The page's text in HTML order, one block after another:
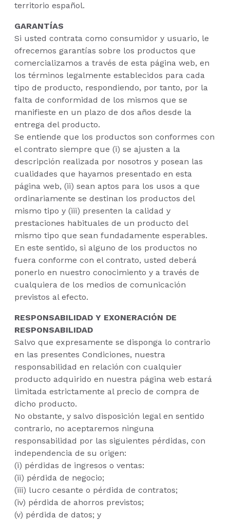
territorio español.
GARANTÍAS
Si usted contrata como consumidor y usuario, le
ofrecemos garantías sobre los productos que
comercializamos a través de esta página web, en
los términos legalmente establecidos para cada
tipo de producto, respondiendo, por tanto, por la
falta de conformidad de los mismos que se
manifieste en un plazo de dos años desde la
entrega del producto.
Se entiende que los productos son conformes con
el contrato siempre que (i) se ajusten a la
descripción realizada por nosotros y posean las
cualidades que hayamos presentado en esta
página web, (ii) sean aptos para los usos a que
ordinariamente se destinan los productos del
mismo tipo y (iii) presenten la calidad y
prestaciones habituales de un producto del
mismo tipo que sean fundadamente esperables.
En este sentido, si alguno de los productos no
fuera conforme con el contrato, usted deberá
ponerlo en nuestro conocimiento y a través de
cualquiera de los medios de comunicación
previstos al efecto.
RESPONSABILIDAD Y EXONERACIÓN DE
RESPONSABILIDAD
Salvo que expresamente se disponga lo contrario
en las presentes Condiciones, nuestra
responsabilidad en relación con cualquier
producto adquirido en nuestra página web estará
limitada estrictamente al precio de compra de
dicho producto.
No obstante, y salvo disposición legal en sentido
contrario, no aceptaremos ninguna
responsabilidad por las siguientes pérdidas, con
independencia de su origen:
(i) pérdidas de ingresos o ventas:
(ii) pérdida de negocio;
(iii) lucro cesante o pérdida de contratos;
(iv) pérdida de ahorros previstos;
(v) pérdida de datos; y